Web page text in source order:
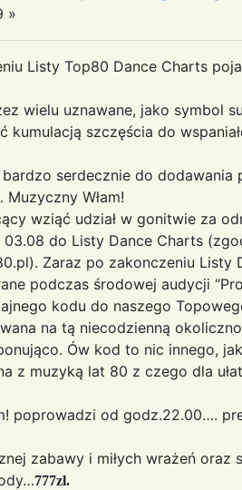
»
Listy Top80 Dance Charts
wielu uznawane, jako symbol
kumulacją szczęścia do
serdecznie do
Włam!
wziąć udział w gonitwie za
03.08 do Listy Dance Charts
Zaraz po zakonczeniu
podczas środowej audycji
kodu do naszego
na tą niecodzienną
Ów kod to nic innego,
z muzyką lat 80 z czego dla
poprowadzi od godz.22.00….
zabawy i miłych wrażeń oraz
777zl.